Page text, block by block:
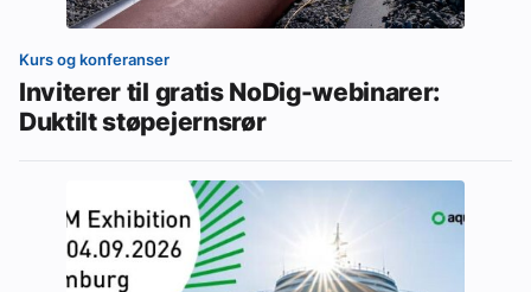
Kurs og konferanser
Inviterer til gratis NoDig-webinarer:
Duktilt støpejernsrør